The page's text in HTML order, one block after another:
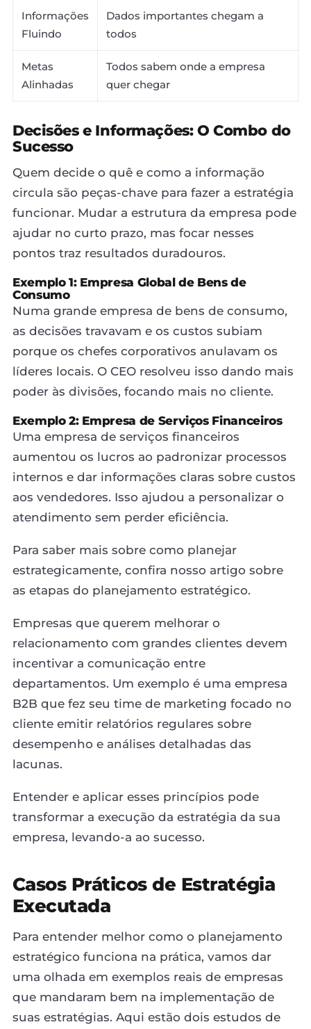
Informações
Fluindo
Dados importantes chegam a
todos
Metas
Alinhadas
Todos sabem onde a empresa
quer chegar
Decisões e Informações: O Combo do
Sucesso
Quem decide o quê e como a informação
circula são peças-chave para fazer a estratégia
funcionar. Mudar a estrutura da empresa pode
ajudar no curto prazo, mas focar nesses
pontos traz resultados duradouros.
Exemplo 1: Empresa Global de Bens de
Consumo
Numa grande empresa de bens de consumo,
as decisões travavam e os custos subiam
porque os chefes corporativos anulavam os
líderes locais. O CEO resolveu isso dando mais
poder às divisões, focando mais no cliente.
Exemplo 2: Empresa de Serviços Financeiros
Uma empresa de serviços financeiros
aumentou os lucros ao padronizar processos
internos e dar informações claras sobre custos
aos vendedores. Isso ajudou a personalizar o
atendimento sem perder eficiência.
Para saber mais sobre como planejar
estrategicamente, confira nosso artigo sobre
as etapas do planejamento estratégico.
Empresas que querem melhorar o
relacionamento com grandes clientes devem
incentivar a comunicação entre
departamentos. Um exemplo é uma empresa
B2B que fez seu time de marketing focado no
cliente emitir relatórios regulares sobre
desempenho e análises detalhadas das
lacunas.
Entender e aplicar esses princípios pode
transformar a execução da estratégia da sua
empresa, levando-a ao sucesso.
Casos Práticos de Estratégia
Executada
Para entender melhor como o planejamento
estratégico funciona na prática, vamos dar
uma olhada em exemplos reais de empresas
que mandaram bem na implementação de
suas estratégias. Aqui estão dois estudos de